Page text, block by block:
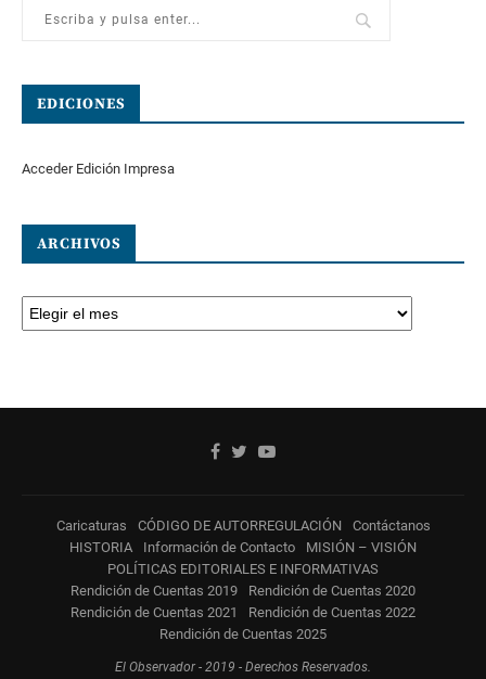
EDICIONES
Acceder Edición Impresa
ARCHIVOS
Caricaturas CÓDIGO DE AUTORREGULACIÓN
Contáctanos
HISTORIA
Información de Contacto
MISIÓN – VISIÓN
POLÍTICAS EDITORIALES E INFORMATIVAS
Rendición de Cuentas 2019
Rendición de Cuentas 2020
Rendición de Cuentas 2021
Rendición de Cuentas 2022
Rendición de Cuentas 2025
El Observador - 2019 - Derechos Reservados.